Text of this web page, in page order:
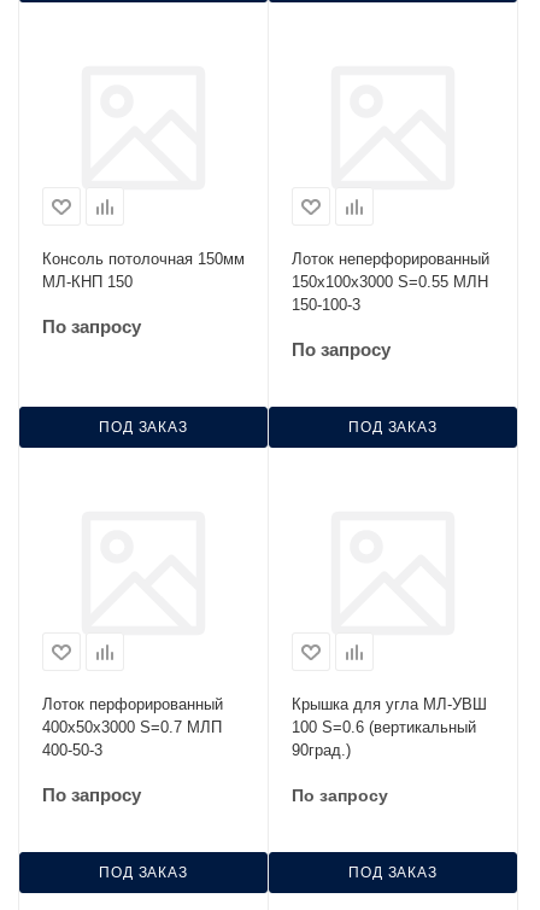
Консоль потолочная 150мм
МЛ-КНП 150
По запросу
ПОД ЗАКАЗ
Лоток неперфорированный
150х100х3000 S=0.55 МЛН
150-100-3
По запросу
ПОД ЗАКАЗ
Лоток перфорированный
400х50х3000 S=0.7 МЛП
400-50-3
По запросу
ПОД ЗАКАЗ
Крышка для угла МЛ-УВШ
100 S=0.6 (вертикальный
90град.)
По запросу
ПОД ЗАКАЗ